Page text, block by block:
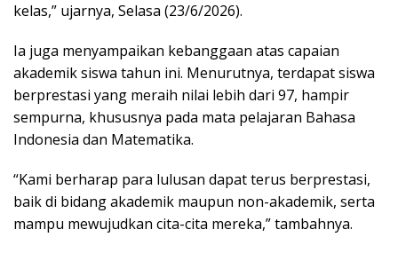
kelas,” ujarnya, Selasa (23/6/2026).
Ia juga menyampaikan kebanggaan atas capaian
akademik siswa tahun ini. Menurutnya, terdapat siswa
berprestasi yang meraih nilai lebih dari 97, hampir
sempurna, khususnya pada mata pelajaran Bahasa
Indonesia dan Matematika.
“Kami berharap para lulusan dapat terus berprestasi,
baik di bidang akademik maupun non-akademik, serta
mampu mewujudkan cita-cita mereka,” tambahnya.